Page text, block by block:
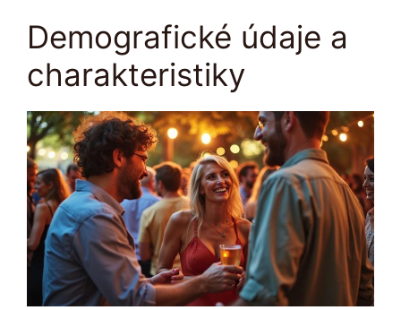
Demografické údaje a
charakteristiky